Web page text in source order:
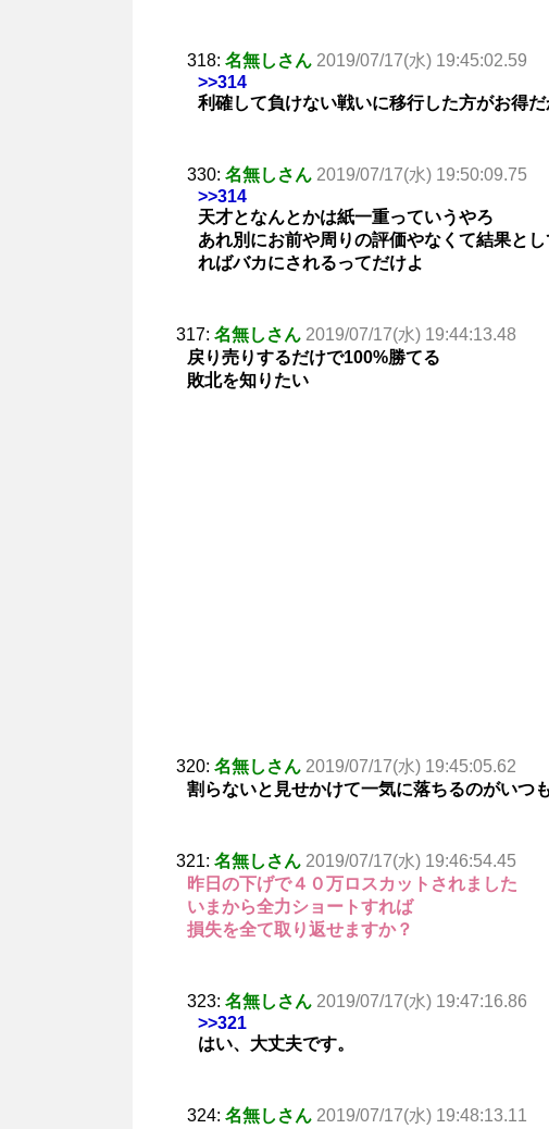
318: 名無しさん 2019/07/17(水) 19:45:02.59
>>314
利確して負けない戦いに移行した方がお得だ
330: 名無しさん 2019/07/17(水) 19:50:09.75
>>314
天才となんとかは紙一重っていうやろ
あれ別にお前や周りの評価やなくて結果と
ればバカにされるってだけよ
317: 名無しさん 2019/07/17(水) 19:44:13.48
戻り売りするだけで100%勝てる
敗北を知りたい
320: 名無しさん 2019/07/17(水) 19:45:05.62
割らないと見せかけて一気に落ちるのがいつ
321: 名無しさん 2019/07/17(水) 19:46:54.45
昨日の下げで４０万ロスカットされました
いまから全力ショートすれば
損失を全て取り返せますか？
323: 名無しさん 2019/07/17(水) 19:47:16.86
>>321
はい、大丈夫です。
324: 名無しさん 2019/07/17(水) 19:48:13.11